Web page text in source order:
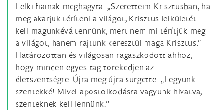
Lelki fiainak meghagyta: „Szeretteim Krisztusban, ha
meg akarjuk téríteni a világot, Krisztus lelkületét
kell magunkévá tennünk, mert nem mi térítjük meg
a világot, hanem rajtunk keresztül maga Krisztus.”
Határozottan és világosan ragaszkodott ahhoz,
hogy minden egyes tag törekedjen az
életszentségre. Újra meg újra sürgette: „Legyünk
szentekké! Mivel apostolkodásra vagyunk hivatva,
szenteknek kell lennünk.”